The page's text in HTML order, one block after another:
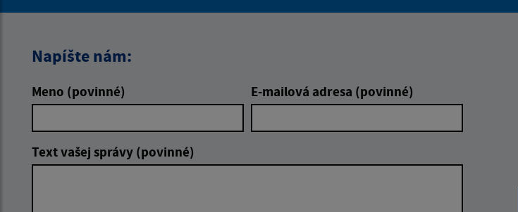
Napíšte nám:
Meno (povinné) E-mailová adresa (povinné)
Text vašej správy (povinné)